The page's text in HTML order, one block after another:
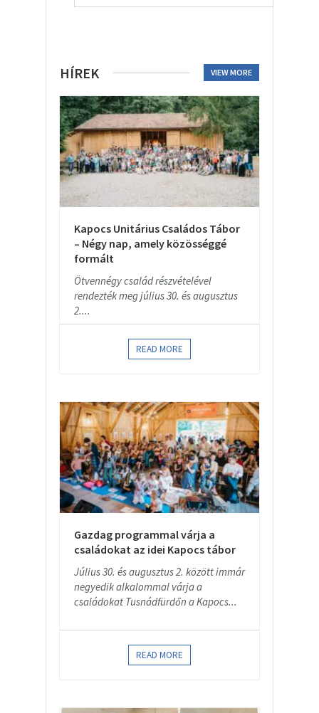
HÍREK VIEW MORE
Kapocs Unitárius Családos Tábor
– Négy nap, amely közösséggé
formált
Ötvennégy család részvételével
rendezték meg július 30. és augusztus
2....
READ MORE
Gazdag programmal várja a
családokat az idei Kapocs tábor
Július 30. és augusztus 2. között immár
negyedik alkalommal várja a
családokat Tusnádfürdőn a Kapocs...
READ MORE